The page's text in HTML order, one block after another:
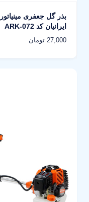
بذر گل جعفری
ایرانیان کد ARK-072
27,000 تومان